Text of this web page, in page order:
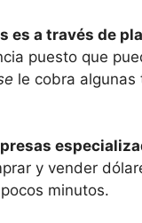
es a través de
puesto que
le cobra
y vender
minutos.